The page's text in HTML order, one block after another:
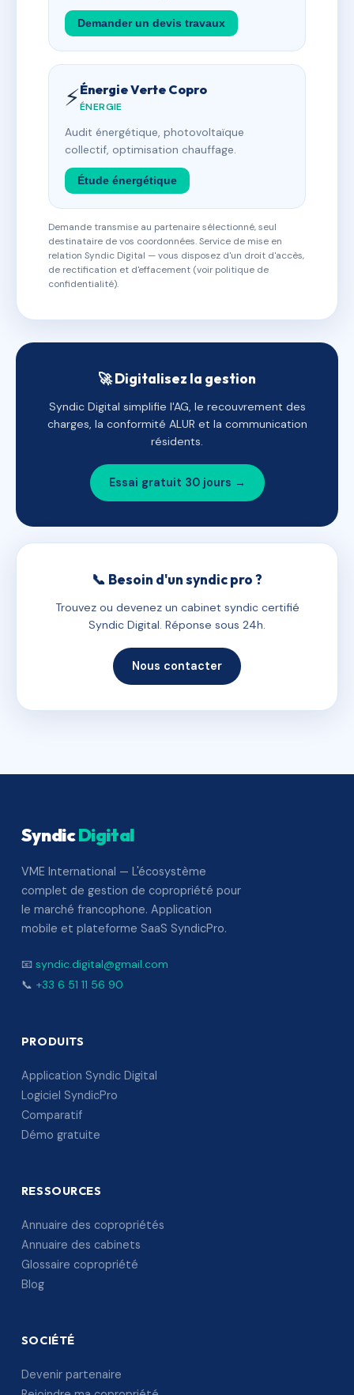
Demander un devis travaux
⚡Énergie Verte Copro
ÉNERGIE
Audit énergétique, photovoltaïque
collectif, optimisation chauffage.
Étude énergétique
Demande transmise au partenaire sélectionné, seul
destinataire de vos coordonnées. Service de mise en
relation Syndic Digital — vous disposez d'un droit d'accès,
de rectification et d'effacement (voir politique de
confidentialité).
🚀 Digitalisez la gestion
Syndic Digital simplifie l'AG, le recouvrement des
charges, la conformité ALUR et la communication
résidents.
Essai gratuit 30 jours →
📞 Besoin d'un syndic pro ?
Trouvez ou devenez un cabinet syndic certifié
Syndic Digital. Réponse sous 24h.
Nous contacter
SyndicDigital
VME International — L'écosystème
complet de gestion de copropriété pour
le marché francophone. Application
mobile et plateforme SaaS SyndicPro.
📧 syndic.digital@gmail.com
📞 +33 6 51 11 56 90
PRODUITS
Application Syndic Digital
Logiciel SyndicPro
Comparatif
Démo gratuite
RESSOURCES
Annuaire des copropriétés
Annuaire des cabinets
Glossaire copropriété
Blog
SOCIÉTÉ
Devenir partenaire